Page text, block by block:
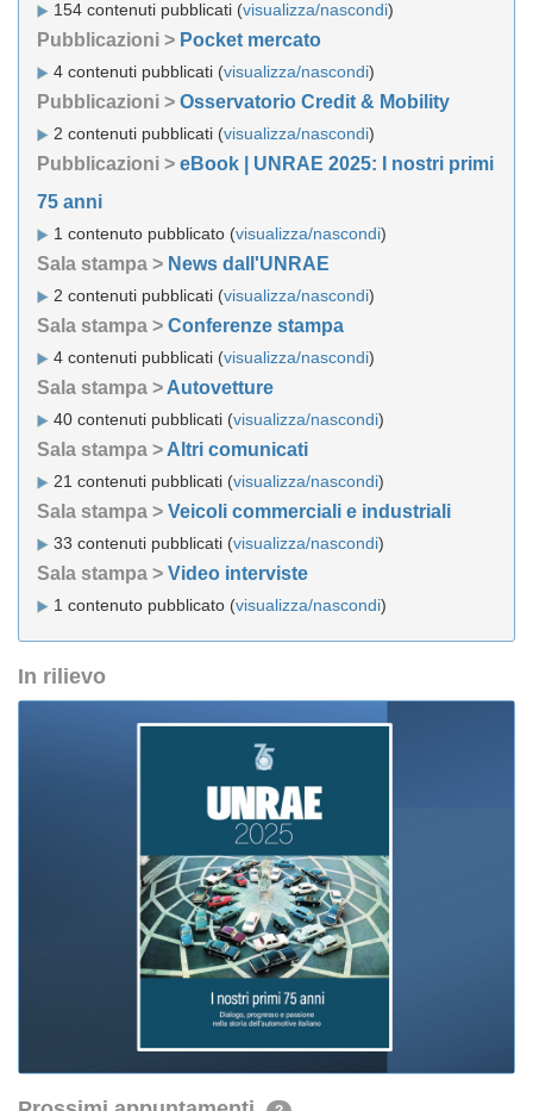
154 contenuti pubblicati (visualizza/nascondi)
Pubblicazioni > Pocket mercato
4 contenuti pubblicati (visualizza/nascondi)
Pubblicazioni > Osservatorio Credit & Mobility
2 contenuti pubblicati (visualizza/nascondi)
Pubblicazioni > eBook | UNRAE 2025: I nostri primi
75 anni
1 contenuto pubblicato (visualizza/nascondi)
Sala stampa > News dall'UNRAE
2 contenuti pubblicati (visualizza/nascondi)
Sala stampa > Conferenze stampa
4 contenuti pubblicati (visualizza/nascondi)
Sala stampa > Autovetture
40 contenuti pubblicati (visualizza/nascondi)
Sala stampa > Altri comunicati
21 contenuti pubblicati (visualizza/nascondi)
Sala stampa > Veicoli commerciali e industriali
33 contenuti pubblicati (visualizza/nascondi)
Sala stampa > Video interviste
1 contenuto pubblicato (visualizza/nascondi)
In rilievo